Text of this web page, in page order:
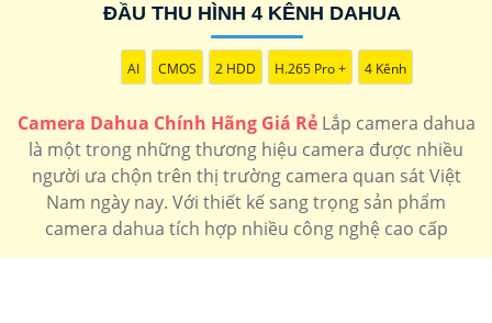
ĐẦU THU HÌNH 4 KÊNH DAHUA
AI CMOS 2 HDD H.265 Pro + 4 Kênh
Camera Dahua Chính Hãng Giá RẻLắp camera dahua
là một trong những thương hiệu camera được nhiều
người ưa chộn trên thị trường camera quan sát Việt
Nam ngày nay. Với thiết kế sang trọng sản phẩm
camera dahua tích hợp nhiều công nghệ cao cấp